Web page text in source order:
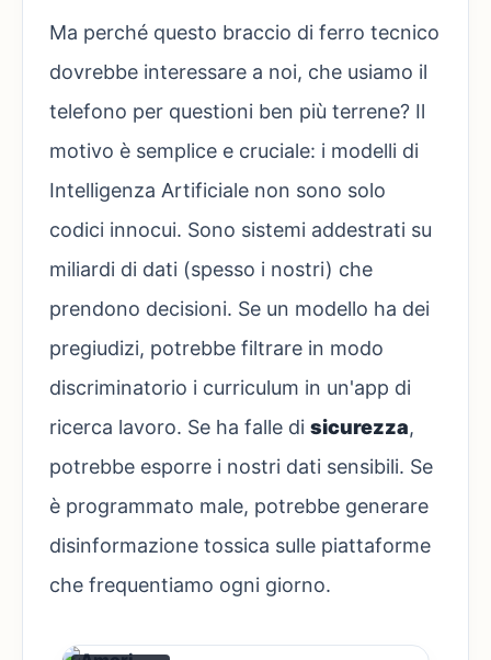
Ma perché questo braccio di ferro tecnico
dovrebbe interessare a noi, che usiamo il
telefono per questioni ben più terrene? Il
motivo è semplice e cruciale: i modelli di
Intelligenza Artificiale non sono solo
codici innocui. Sono sistemi addestrati su
miliardi di dati (spesso i nostri) che
prendono decisioni. Se un modello ha dei
pregiudizi, potrebbe filtrare in modo
discriminatorio i curriculum in un'app di
ricerca lavoro. Se ha falle di sicurezza,
potrebbe esporre i nostri dati sensibili. Se
è programmato male, potrebbe generare
disinformazione tossica sulle piattaforme
che frequentiamo ogni giorno.